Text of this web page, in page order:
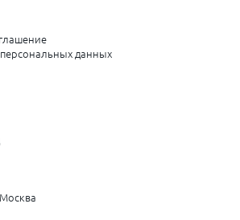
данных